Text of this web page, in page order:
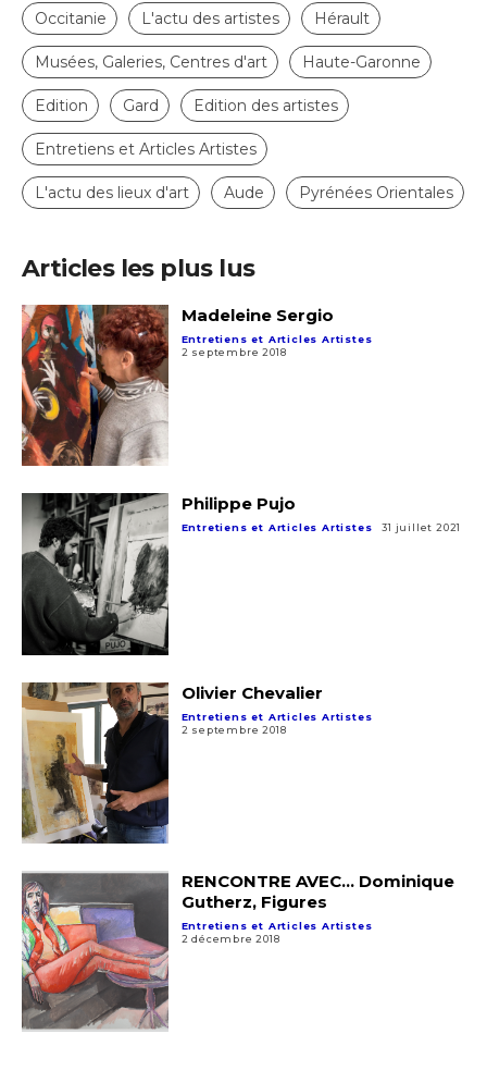
Occitanie L'actu des artistes Hérault
Musées, Galeries, Centres d'art Haute-Garonne
Edition Gard Edition des artistes
Entretiens et Articles Artistes
L'actu des lieux d'art Aude Pyrénées Orientales
Articles les plus lus
Madeleine Sergio
Entretiens et Articles Artistes
2 septembre 2018
Philippe Pujo
Entretiens et Articles Artistes 31 juillet 2021
Olivier Chevalier
Entretiens et Articles Artistes
2 septembre 2018
RENCONTRE AVEC… Dominique
Gutherz, Figures
Entretiens et Articles Artistes
2 décembre 2018